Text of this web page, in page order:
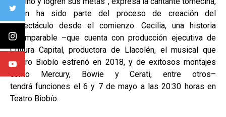
quien ha sido parte del proceso de creación del
espectáculo desde el comienzo. Cecilia, una historia
incomparable –que cuenta con producción ejecutiva de
Cultura Capital, productora de Llacolén, el musical que
Teatro Biobío estrenó en 2018, y de exitosos montajes
como Mercury, Bowie y Cerati, entre otros–
tendrá funciones el 6 y 7 de mayo a las 20:30 horas en
Teatro Biobío.